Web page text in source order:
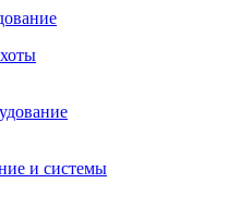
и системы